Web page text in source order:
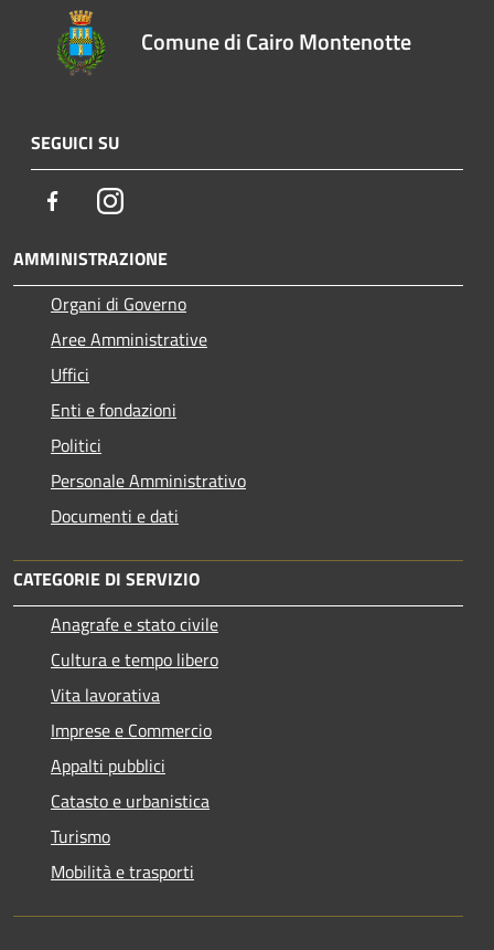
Comune di Cairo Montenotte
SEGUICI SU
FacebookInstagram
AMMINISTRAZIONE
Organi di Governo
Aree Amministrative
Uffici
Enti e fondazioni
Politici
Personale Amministrativo
Documenti e dati
CATEGORIE DI SERVIZIO
Anagrafe e stato civile
Cultura e tempo libero
Vita lavorativa
Imprese e Commercio
Appalti pubblici
Catasto e urbanistica
Turismo
Mobilità e trasporti